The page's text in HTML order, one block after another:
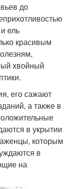
до
ель
красивым
хвойный
его сажают
а также в
в укрытии
которым
в
на